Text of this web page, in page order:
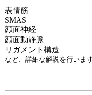
表情筋
SMAS
顔面神経
顔面動静脈
リガメント構造
など、詳細な解説を行います